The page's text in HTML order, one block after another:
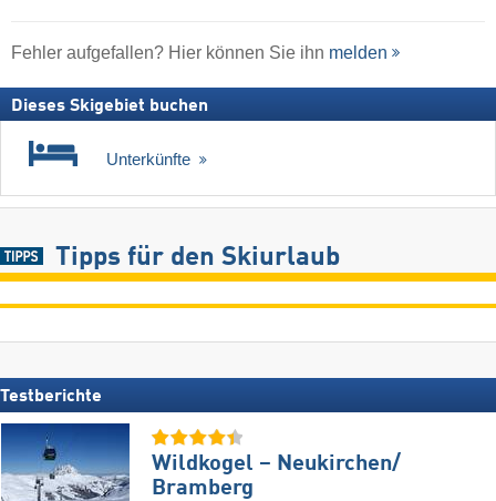
Fehler aufgefallen? Hier können Sie ihn melden
Dieses Skigebiet buchen
Unterkünfte
Tipps für den Skiurlaub
Testberichte
Wildkogel – Neukirchen/​
Bramberg